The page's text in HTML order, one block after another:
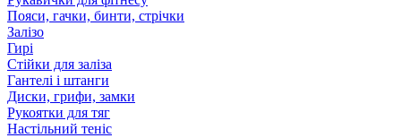
Пояси, гачки, бинти, стрічки
Залізо
Гирі
Стійки для заліза
Гантелі і штанги
Диски, грифи, замки
Рукоятки для тяг
Настільний теніс